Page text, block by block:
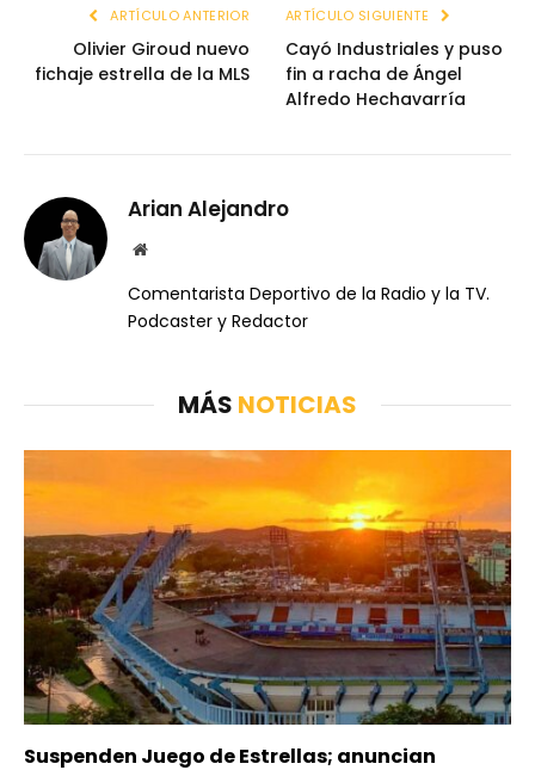
ARTÍCULO ANTERIOR
Olivier Giroud nuevo
fichaje estrella de la MLS
ARTÍCULO SIGUIENTE
Cayó Industriales y puso
fin a racha de Ángel
Alfredo Hechavarría
Arian Alejandro
Website
Comentarista Deportivo de la Radio y la TV.
Podcaster y Redactor
MÁS NOTICIAS
Suspenden Juego de Estrellas; anuncian